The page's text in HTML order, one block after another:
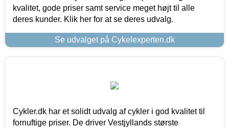
kvalitet, gode priser samt service meget højt til alle
deres kunder. Klik her for at se deres udvalg.
Se udvalget på Cykelexperten.dk
Cykler.dk har et solidt udvalg af cykler i god kvalitet til
fornuftige priser. De driver Vestjyllands største